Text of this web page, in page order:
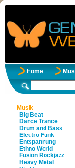
Home
Musik
Big Beat
Dance Trance
Drum and Bass
Electro Funk
Entspannung
Ethno World
Fusion Rockjazz
Heavy Metal